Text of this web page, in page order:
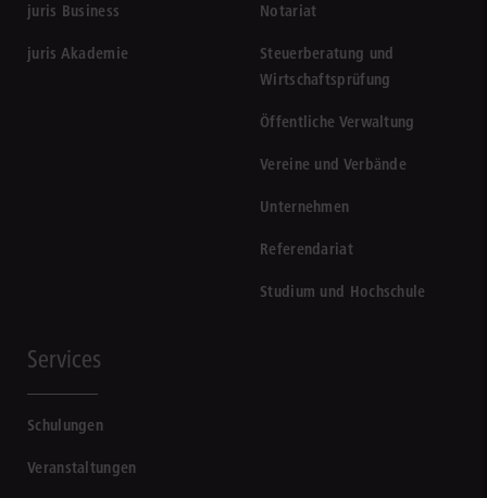
juris Business
juris Akademie
Notariat
Steuerberatung und
Wirtschaftsprüfung
Öffentliche Verwaltung
Vereine und Verbände
Unternehmen
Referendariat
Studium und Hochschule
Services
Schulungen
Veranstaltungen